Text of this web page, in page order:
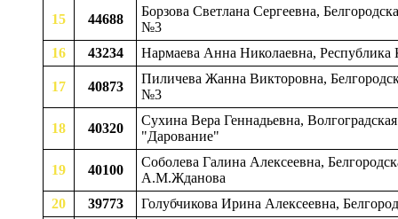
15 44688
Борзова Светлана Сергеевна,
№3
16
43234 Нармаева Анна Николаевна,
17 40873
Пиличева Жанна Викторовна,
№3
18 40320
Сухина Вера Геннадьевна,
"Дарование"
19 40100
Соболева Галина Алексеевна,
А.М.Жданова
20
39773
Голубчикова Ирина Алексеевна,